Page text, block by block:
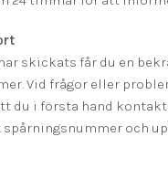
skickats får du en
Vid frågor eller
du i första hand
och